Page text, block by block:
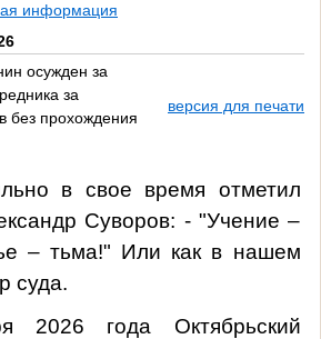
информация
осужден за
за
без прохождения
версия для печати
в свое время отметил
Суворов: - "Учение –
– тьма!" Или как в нашем
суда.
2026 года Октябрьский